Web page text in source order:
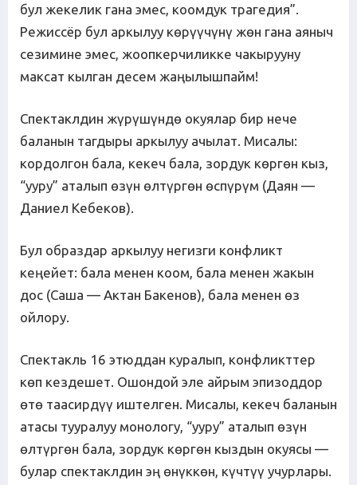
бул жекелик гана эмес, коомдук трагедия”.
Режиссёр бул аркылуу көрүүчүнү жөн гана аяныч
сезимине эмес, жоопкерчиликке чакырууну
максат кылган десем жаңылышпайм!
Спектаклдин жүрүшүндө окуялар бир нече
баланын тагдыры аркылуу ачылат. Мисалы:
кордолгон бала, кекеч бала, зордук көргөн кыз,
“ууру” аталып өзүн өлтүргөн өспүрүм (Даян —
Даниел Кебеков).
Бул образдар аркылуу негизги конфликт
кеңейет: бала менен коом, бала менен жакын
дос (Саша — Актан Бакенов), бала менен өз
ойлору.
Спектакль 16 этюддан куралып, конфликттер
көп кездешет. Ошондой эле айрым эпизоддор
өтө таасирдүү иштелген. Мисалы, кекеч баланын
атасы тууралуу монологу, “ууру” аталып өзүн
өлтүргөн бала, зордук көргөн кыздын окуясы —
булар спектаклдин эң өнүккөн, күчтүү учурлары.